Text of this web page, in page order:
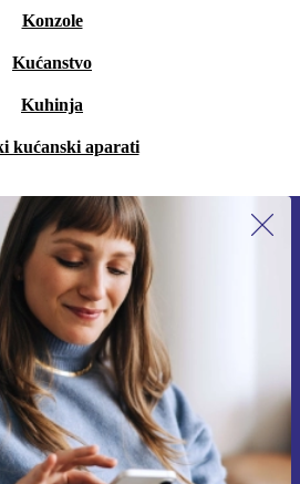
Konzole
Kućanstvo
Kuhinja
kućanski aparati
se na newsletter!
ne propusti ponudu.
kupon
podataka možeš pronaći u našim